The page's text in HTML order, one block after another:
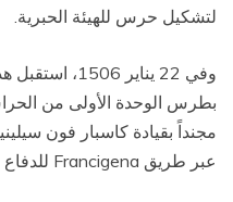
لتشكيل حرس للهيئة الحبرية.
وفي 22 يناير
مجنداً بقيادة كاسبار فون
عبر طريق Francigena للدفاع عن البابا والقصر الرسولي.